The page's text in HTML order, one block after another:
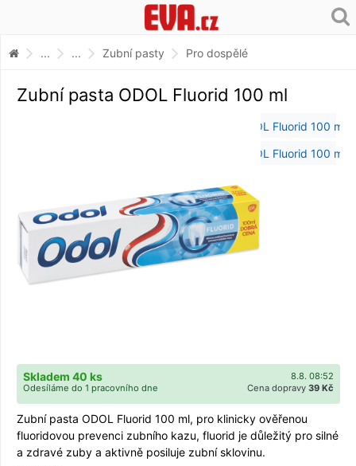
... ... Zubní pasty Pro dospělé
Zubní pasta ODOL Fluorid 100 ml
8.8. 08:52
Skladem 40 ks
Cena dopravy 39 Kč
Odesíláme do 1 pracovního dne
Zubní pasta ODOL Fluorid 100 ml, pro klinicky ověřenou
fluoridovou prevenci zubního kazu, fluorid je důležitý pro silné
a zdravé zuby a aktivně posiluje zubní sklovinu.